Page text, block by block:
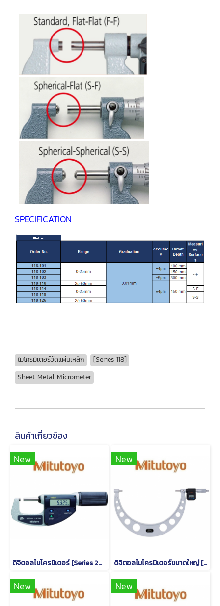
SPECIFICATION
ไมโครมิเตอร์วัดแผ่นเหล็ก
[Series 118]
Sheet Metal Micrometer
สินค้าเกี่ยวข้อง
New
ดิจิตอลไมโครมิเตอร์ [Series 293]
New
ดิจิตอลไมโครมิเตอร์ขนาดใหญ่ [Series 293]
New New